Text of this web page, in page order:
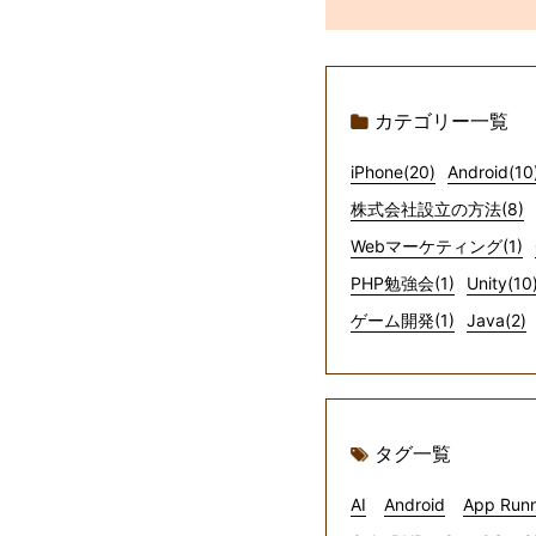
カテゴリー一覧
iPhone(20)
株式会社設立の方法(8)
Webマーケティング(1)
PHP勉強会(1)
ゲーム開発(1)
Java(2)
タグ一覧
AI Android
App